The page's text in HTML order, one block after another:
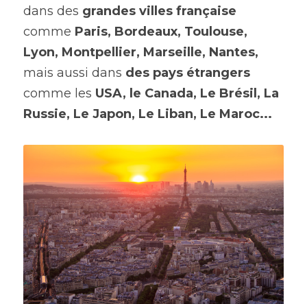
dans des grandes villes française
comme Paris, Bordeaux, Toulouse,
Lyon, Montpellier, Marseille, Nantes,
mais aussi dans des pays étrangers
comme les USA, le Canada, Le Brésil, La
Russie, Le Japon, Le Liban, Le Maroc...